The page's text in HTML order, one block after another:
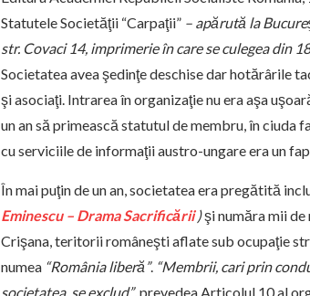
Statutele Societăţii “Carpaţii” – apărută la
str. Covaci 14, imprimerie în care se culegea din
Societatea avea şedinţe deschise dar hotărârile
şi asociaţi. Intrarea în organizaţie nu era aşa
un an să primească statutul de membru, în ciuda
cu serviciile de informaţii austro-ungare era un
În mai puţin de un an, societatea era pregătită
Eminescu – Drama Sacrificării)şi număra mii
Crişana, teritorii româneşti aflate sub ocupaţie
numea “România liberă”. “Membrii, cari prin
societatea, se exclud”, prevedea Articolul 10 al